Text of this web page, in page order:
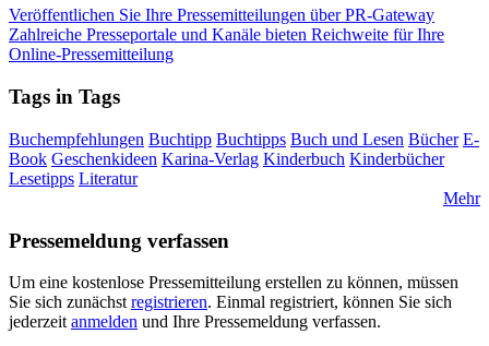
Veröffentlichen Sie Ihre Pressemitteilungen über PR-Gateway
Zahlreiche Presseportale und Kanäle bieten Reichweite für Ihre
Online-Pressemitteilung
Tags in Tags
Buchempfehlungen Buchtipp Buchtipps Buch und Lesen Bücher E-
Book Geschenkideen Karina-Verlag Kinderbuch Kinderbücher
Lesetipps Literatur
Mehr
Pressemeldung verfassen
Um eine kostenlose Pressemitteilung erstellen zu können, müssen
Sie sich zunächst registrieren. Einmal registriert, können Sie sich
jederzeit anmelden und Ihre Pressemeldung verfassen.